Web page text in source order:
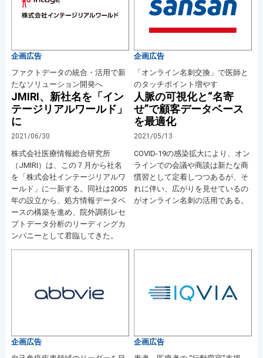
企画広告
ファクトデータの統合・活用で新
たなソリューション開発へ
JMIRI、新社名を「イン
テージリアルワールド」
に
2021/06/30
株式会社医療情報総合研究所
（JMIRI）は、この７月から社名
を「株式会社インテージリアルワ
ールド」に一新する。同社は2005
年の設立から、処方情報データベ
ースの構築を進め、院外調剤レセ
プトデータ分析のリーディングカ
ンパニーとして君臨してきた。
企画広告
「オンライン名刺交換」で医師と
のタッチポイント増やす
人脈の可視化と“名寄
せ”で顧客データベース
を最適化
2021/05/13
COVID-19の感染拡大により、オン
ラインでの会議や商談は新たな商
慣習として定着しつつあるが、そ
れに伴い、広がりを見せているの
がオンライン名刺の活用である。
企画広告
企画広告